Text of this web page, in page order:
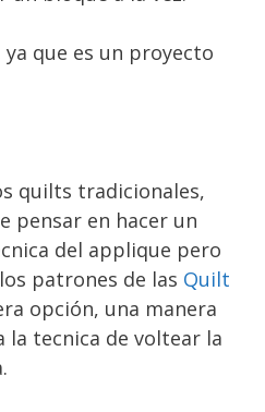
que es un proyecto
quilts tradicionales,
pensar en hacer un
del applique pero
patrones de las Quilt
opción, una manera
la tecnica de voltear la